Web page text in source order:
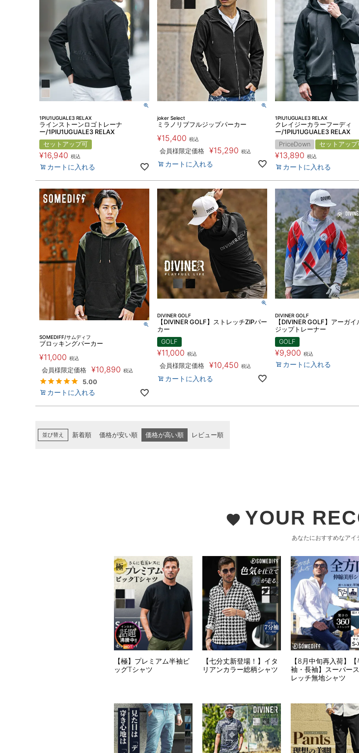
1PIU1UGUALE3 RELAX
ラインストーンロゴトレーナ
ー/1PIU1UGUALE3 RELAX
セットアップ可
¥16,940 税込
カートに入れる
joker Select
ミラノリブフルジップパーカー
¥15,400 税込
会員様限定価格 ¥15,290 税込
カートに入れる
1PIU1UGUALE3 RELAX
クレイジーカラーフーディ
ー/1PIU1UGUALE3 RELAX
PriceDown
セットアップ
¥13,890 税込
カートに入れる
SOMEDIFF/サムディフ
ブロッキングパーカー
¥11,000 税込
会員様限定価格 ¥10,890 税込
5.00
カートに入れる
DIVINER GOLF
【DIVINER GOLF】ストレッチZIPパー
カー
GOLF
¥11,000 税込
会員様限定価格 ¥10,450 税込
カートに入れる
DIVINER GOLF
【DIVINER GOLF】アーガ
ジップトレーナー
GOLF
¥9,900 税込
カートに入れる
並び替え 新着順 価格が安い順 価格が高い順 レビュー順
favorite YOUR
あなたにおすすめなアイ
【極】プレミアム半袖ビ
ッグTシャツ
【七分丈新登場！】イタ
リアンカラー総柄シャツ
【8月中旬再入荷】【
袖・長袖】スーパー
レッチ無地シャツ